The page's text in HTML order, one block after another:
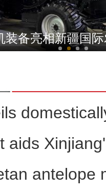
丨新疆塔城：
装备亮相新疆国
aids
antelope